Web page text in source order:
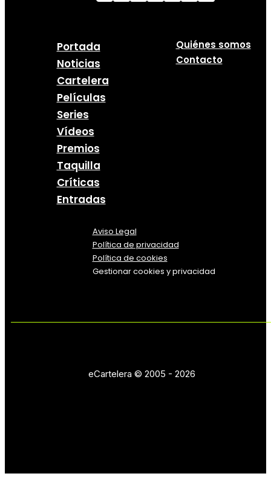
Portada
Noticias
Cartelera
Películas
Series
Vídeos
Premios
Taquilla
Críticas
Entradas
Quiénes somos
Contacto
Aviso Legal
Política de privacidad
Política de cookies
Gestionar cookies y privacidad
eCartelera © 2005 - 2026